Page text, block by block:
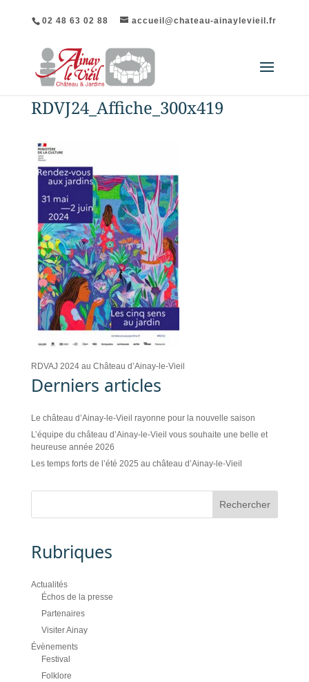
02 48 63 02 88 accueil@chateau-ainaylevieil.fr
RDVJ24_Affiche_300x419
RDVAJ 2024 au Château d’Ainay-le-Vieil
Derniers articles
Le château d’Ainay-le-Vieil rayonne pour la nouvelle saison
L’équipe du château d’Ainay-le-Vieil vous souhaite une belle et
heureuse année 2026
Les temps forts de l’été 2025 au château d’Ainay-le-Vieil
Rubriques
Actualités
Échos de la presse
Partenaires
Visiter Ainay
Évènements
Festival
Folklore